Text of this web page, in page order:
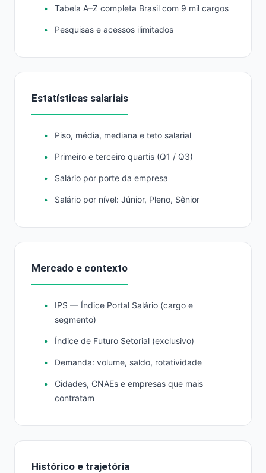
Tabela A–Z completa Brasil com 9 mil cargos
Pesquisas e acessos ilimitados
Estatísticas salariais
Piso, média, mediana e teto salarial
Primeiro e terceiro quartis (Q1 / Q3)
Salário por porte da empresa
Salário por nível: Júnior, Pleno, Sênior
Mercado e contexto
IPS — Índice Portal Salário (cargo e
segmento)
Índice de Futuro Setorial (exclusivo)
Demanda: volume, saldo, rotatividade
Cidades, CNAEs e empresas que mais
contratam
Histórico e trajetória